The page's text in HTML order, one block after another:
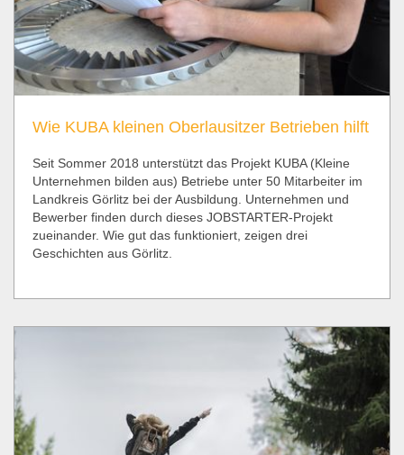
Wie KUBA kleinen Oberlausitzer Betrieben hilft
Seit Sommer 2018 unterstützt das Projekt KUBA (Kleine
Unternehmen bilden aus) Betriebe unter 50 Mitarbeiter im
Landkreis Görlitz bei der Ausbildung. Unternehmen und
Bewerber finden durch dieses JOBSTARTER-Projekt
zueinander. Wie gut das funktioniert, zeigen drei
Geschichten aus Görlitz.